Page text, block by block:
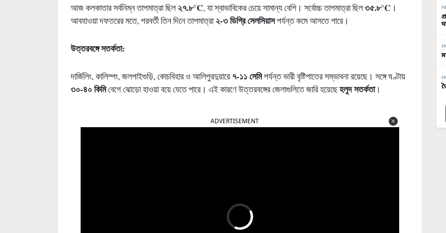
আজ কলকাতার সর্বনিম্ন তাপমাত্রা ছিল২৭.৮°C, যা স্বাভাবিকের চেয়ে সামান্য বেশি। সর্বোচ্চ তাপমাত্রা ছিল৩৫.৮°C ।
আবহাওয়া দফতরের মতে, পরবর্তী তিন দিনে তাপমাত্রা২-৩ ডিগ্রি সেলসিয়াসপর্যন্ত কমে আসতে পারে।
উত্তরবঙ্গে সতর্কতা:
দার্জিলিং, কালিম্পং, জলপাইগুড়ি, কোচবিহার ও আলিপুরদুয়ারে৭-১১ সেমিপর্যন্ত ভারী বৃষ্টিপাতের সম্ভাবনা রয়েছে। সঙ্গে ঘণ্টায়
৩০-৪০ কিমিবেগে ঝোড়ো হাওয়া বয়ে যেতে পারে। এই কারণে উত্তরবঙ্গের জেলাগুলিতে জারি হয়েছেহলুদ সতর্কতা।